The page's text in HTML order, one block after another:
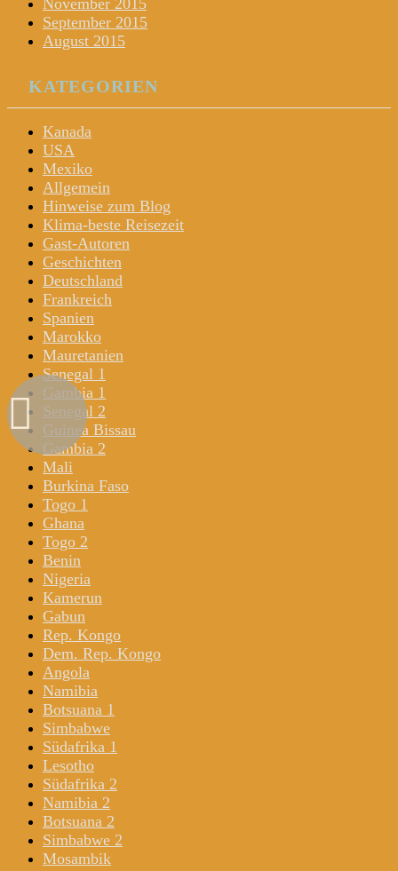
September 2015
August 2015
KATEGORIEN
Kanada
USA
Mexiko
Allgemein
Hinweise zum Blog
Klima-beste Reisezeit
Gast-Autoren
Geschichten
Deutschland
Frankreich
Spanien
Marokko
Mauretanien
Senegal 1
Gambia 1
Senegal 2
Guinea Bissau
Gambia 2
Mali
Burkina Faso
Togo 1
Ghana
Togo 2
Benin
Nigeria
Kamerun
Gabun
Rep. Kongo
Dem. Rep. Kongo
Angola
Namibia
Botsuana 1
Simbabwe
Südafrika 1
Lesotho
Südafrika 2
Namibia 2
Botsuana 2
Simbabwe 2
Mosambik